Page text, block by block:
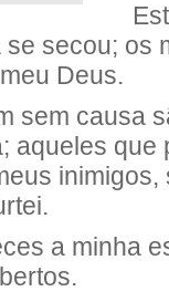
secou; os
Deus.
sem causa
aqueles que
a minha